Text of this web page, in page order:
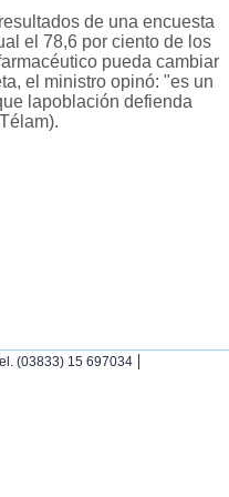
de una encuesta
el 78,6 por ciento de los
pueda cambiar
el ministro opinó: "es un
lapoblación defienda
(03833) 15 697034 |